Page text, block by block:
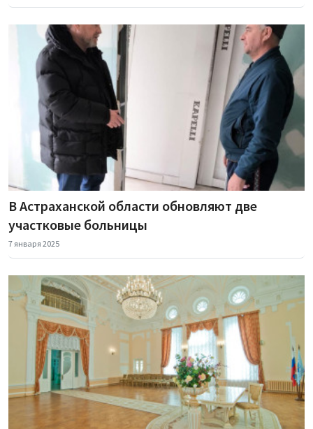
В Астраханской области обновляют две
участковые больницы
7 января 2025